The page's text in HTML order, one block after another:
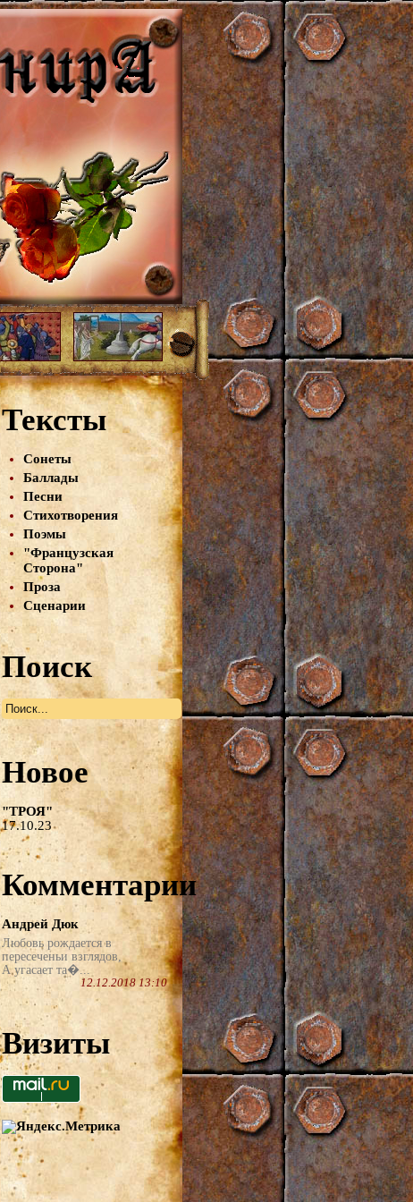
Тексты
Сонеты
Баллады
Песни
Стихотворения
Поэмы
"Французская
Сторона"
Проза
Сценарии
Поиск
Новое
"ТРОЯ"
17.10.23
Комментарии
Андрей Дюк
Любовь рождается в
пересеченьи взглядов,
А угасает та�...
12.12.2018 13:10
Визиты